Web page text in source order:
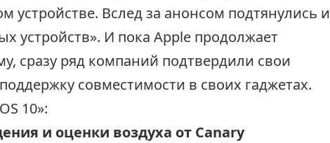
устройстве. Вслед за анонсом подтянулись и
устройств». И пока Apple продолжает
сразу ряд компаний подтвердили свои
совместимости в своих гаджетах.
10»:
и оценки воздуха от Canary